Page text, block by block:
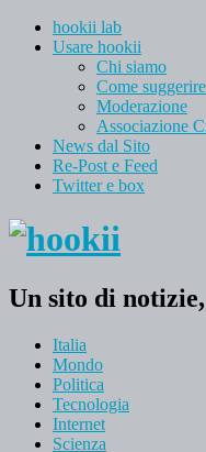
hookii lab
Usare hookii
Chi siamo
Come
Moderazione
Associazione
News dal Sito
Re-Post e Feed
Twitter e box
Un sito di
Italia
Mondo
Politica
Tecnologia
Internet
Scienza